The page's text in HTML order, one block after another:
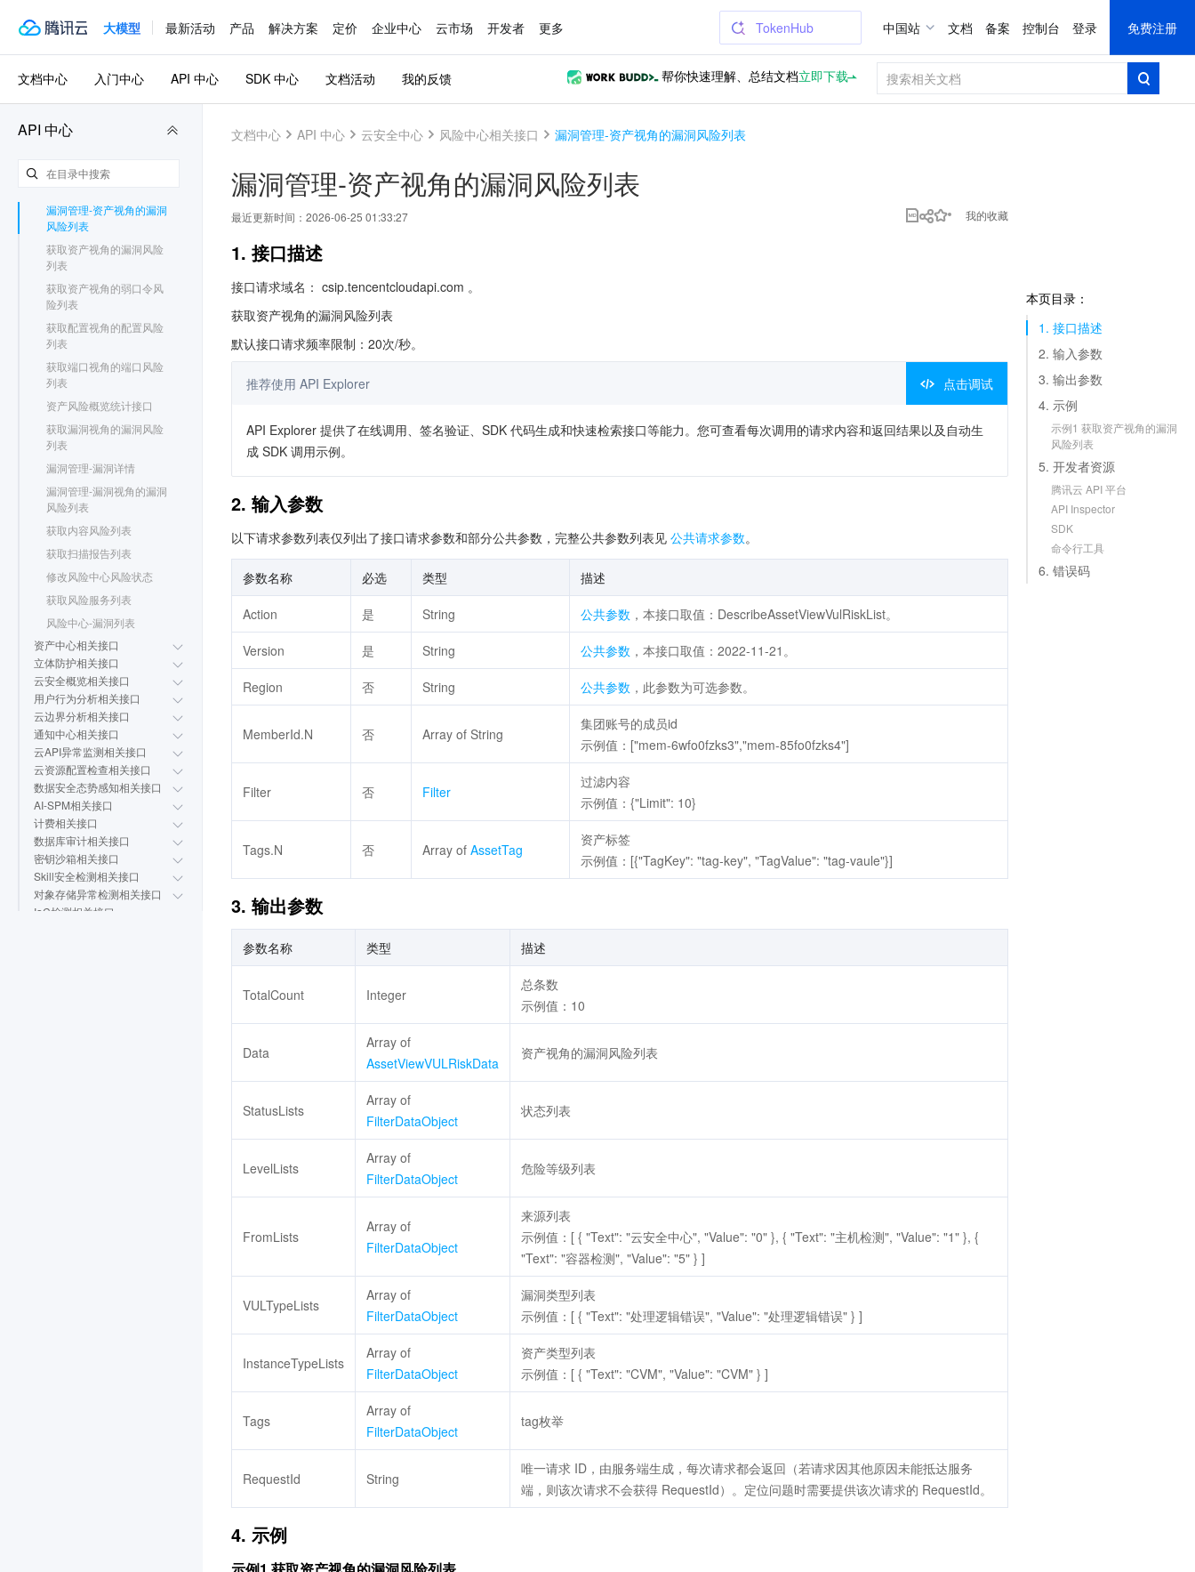
大模型 最新活动 产品 解决方案 定价 企业中心 云市场 开发者 更多 TokenHub 中国站 文档 备案 控制台 登录 免费注册
API 中心
多账号管理相关接口
日志分析相关接口
报告下载相关接口
扫描任务相关接口
旧版告警中心相关接口
风险中心相关接口
获取资产视角的配置风险
获取资产视角的端口风险
漏洞管理-资产视角的漏洞
风险列表
获取资产视角的漏洞风险
列表
获取资产视角的弱口令风
险列表
获取配置视角的配置风险
列表
获取端口视角的端口风险
列表
资产风险概览统计接口
获取漏洞视角的漏洞风险
列表
漏洞管理-漏洞详情
漏洞管理-漏洞视角的漏洞
风险列表
获取内容风险列表
获取扫描报告列表
修改风险中心风险状态
获取风险服务列表
风险中心-漏洞列表
资产中心相关接口
立体防护相关接口
云安全概览相关接口
用户行为分析相关接口
云边界分析相关接口
通知中心相关接口
云API异常监测相关接口
云资源配置检查相关接口
数据安全态势感知相关接口
AI-SPM相关接口
计费相关接口
数据库审计相关接口
密钥沙箱相关接口
Skill安全检测相关接口
对象存储异常检测相关接口
IaC检测相关接口
文档中心 入门中心 API 中心 SDK 中心 文档活动 我的反馈 帮你快速理解、总结文档立即下载
文档中心 API 中心 云安全中心 风险中心相关接口 漏洞管理-资产视角的漏洞风险列表
漏洞管理-资产视角的漏洞风险列表
最近更新时间： 2026-06-25 01:33:27 我的收藏
本页目录：
1. 接口描述
2. 输入参数
3. 输出参数
4. 示例
示例1 获取资产视角的漏洞
风险列表
5. 开发者资源
腾讯云 API 平台
API Inspector
SDK
命令行工具
6. 错误码
1. 接口描述
接口请求域名： csip.tencentcloudapi.com 。
获取资产视角的漏洞风险列表
默认接口请求频率限制：20次/秒。
推荐使用 API Explorer 点击调试
API Explorer 提供了在线调用、签名验证、SDK 代码生成和快速检索接口等能力。您可查看每次调用的请求内容和返回结果以及自动生
成 SDK 调用示例。
2. 输入参数
以下请求参数列表仅列出了接口请求参数和部分公共参数，完整公共参数列表见 公共请求参数。
参数名称 必选 类型 描述
Action 是 String 公共参数 ，本接口取值：DescribeAssetViewVulRiskList。
Version 是 String 公共参数 ，本接口取值：2022-11-21。
Region 否 String 公共参数 ，此参数为可选参数。
MemberId.N 否 Array of String
集团账号的成员id
示例值：["mem-6wfo0fzks3","mem-85fo0fzks4"]
Filter 否 Filter
过滤内容
示例值：{"Limit": 10}
Tags.N 否 Array of AssetTag
资产标签
示例值：[{"TagKey": "tag-key", "TagValue": "tag-vaule"}]
3. 输出参数
参数名称 类型 描述
TotalCount Integer
总条数
示例值：10
Data
Array of
AssetViewVULRiskData
资产视角的漏洞风险列表
StatusLists
Array of
FilterDataObject
状态列表
LevelLists
Array of
FilterDataObject
危险等级列表
FromLists
Array of
FilterDataObject
来源列表
示例值：[ { "Text": "云安全中心", "Value": "0" }, { "Text": "主机检测", "Value": "1" }, {
"Text": "容器检测", "Value": "5" } ]
VULTypeLists
Array of
FilterDataObject
漏洞类型列表
示例值：[ { "Text": "处理逻辑错误", "Value": "处理逻辑错误" } ]
InstanceTypeLists
Array of
FilterDataObject
资产类型列表
示例值：[ { "Text": "CVM", "Value": "CVM" } ]
Tags
Array of
FilterDataObject
tag枚举
RequestId String
唯一请求 ID，由服务端生成，每次请求都会返回（若请求因其他原因未能抵达服务
端，则该次请求不会获得 RequestId）。定位问题时需要提供该次请求的 RequestId。
4. 示例